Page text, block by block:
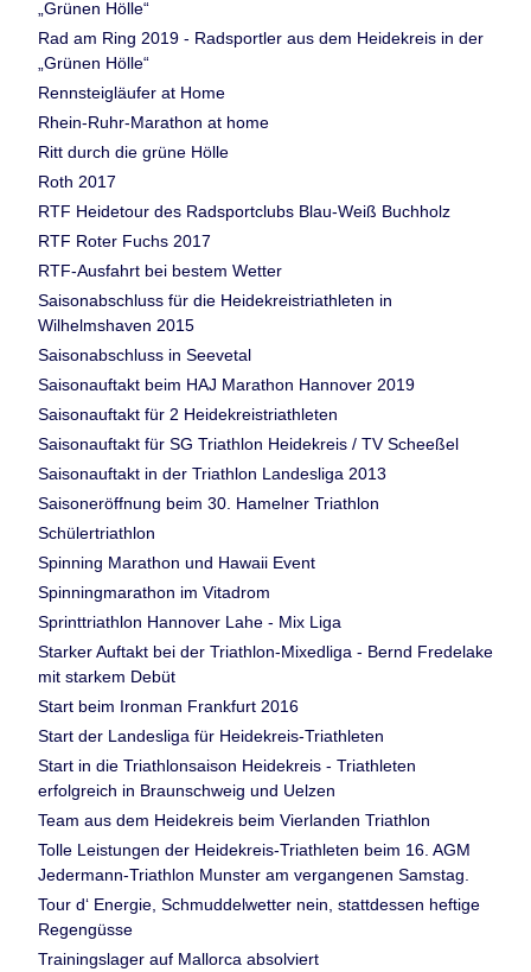
„Grünen Hölle“
Rad am Ring 2019 - Radsportler aus dem Heidekreis in der
„Grünen Hölle“
Rennsteigläufer at Home
Rhein-Ruhr-Marathon at home
Ritt durch die grüne Hölle
Roth 2017
RTF Heidetour des Radsportclubs Blau-Weiß Buchholz
RTF Roter Fuchs 2017
RTF-Ausfahrt bei bestem Wetter
Saisonabschluss für die Heidekreistriathleten in
Wilhelmshaven 2015
Saisonabschluss in Seevetal
Saisonauftakt beim HAJ Marathon Hannover 2019
Saisonauftakt für 2 Heidekreistriathleten
Saisonauftakt für SG Triathlon Heidekreis / TV Scheeßel
Saisonauftakt in der Triathlon Landesliga 2013
Saisoneröffnung beim 30. Hamelner Triathlon
Schülertriathlon
Spinning Marathon und Hawaii Event
Spinningmarathon im Vitadrom
Sprinttriathlon Hannover Lahe - Mix Liga
Starker Auftakt bei der Triathlon-Mixedliga - Bernd Fredelake
mit starkem Debüt
Start beim Ironman Frankfurt 2016
Start der Landesliga für Heidekreis-Triathleten
Start in die Triathlonsaison Heidekreis - Triathleten
erfolgreich in Braunschweig und Uelzen
Team aus dem Heidekreis beim Vierlanden Triathlon
Tolle Leistungen der Heidekreis-Triathleten beim 16. AGM
Jedermann-Triathlon Munster am vergangenen Samstag.
Tour d‘ Energie, Schmuddelwetter nein, stattdessen heftige
Regengüsse
Trainingslager auf Mallorca absolviert